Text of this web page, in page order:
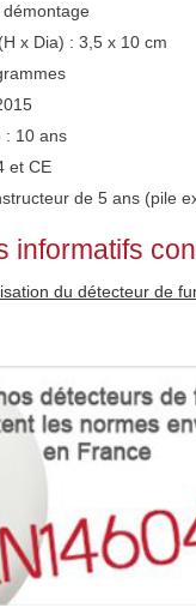
x Dia) : 3,5 x 10 cm
: 10 ans
et CE
de 5 ans (pile
informatifs
du détecteur de